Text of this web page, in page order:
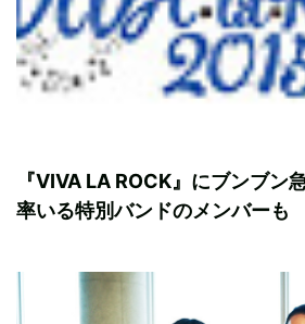
『VIVA LA ROCK』にブンブン
率いる特別バンドのメンバーも